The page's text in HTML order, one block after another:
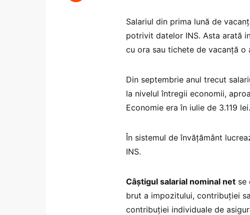
Salariul din prima lună de
potrivit datelor INS. Asta arată
cu ora sau tichete de vacanță o
Din septembrie anul trecut
la nivelul întregii economii,
Economie era în iulie de 3.119 lei.
În sistemul de învățământ
INS.
Câştigul salarial nominal net se
brut a impozitului, contribuţiei
contribuţiei individuale de